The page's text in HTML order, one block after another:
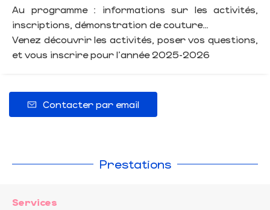
Au programme : informations sur les activités,
inscriptions, démonstration de couture…
Venez découvrir les activités, poser vos questions,
et vous inscrire pour l'année 2025-2026
Contacter par email
Prestations
Services